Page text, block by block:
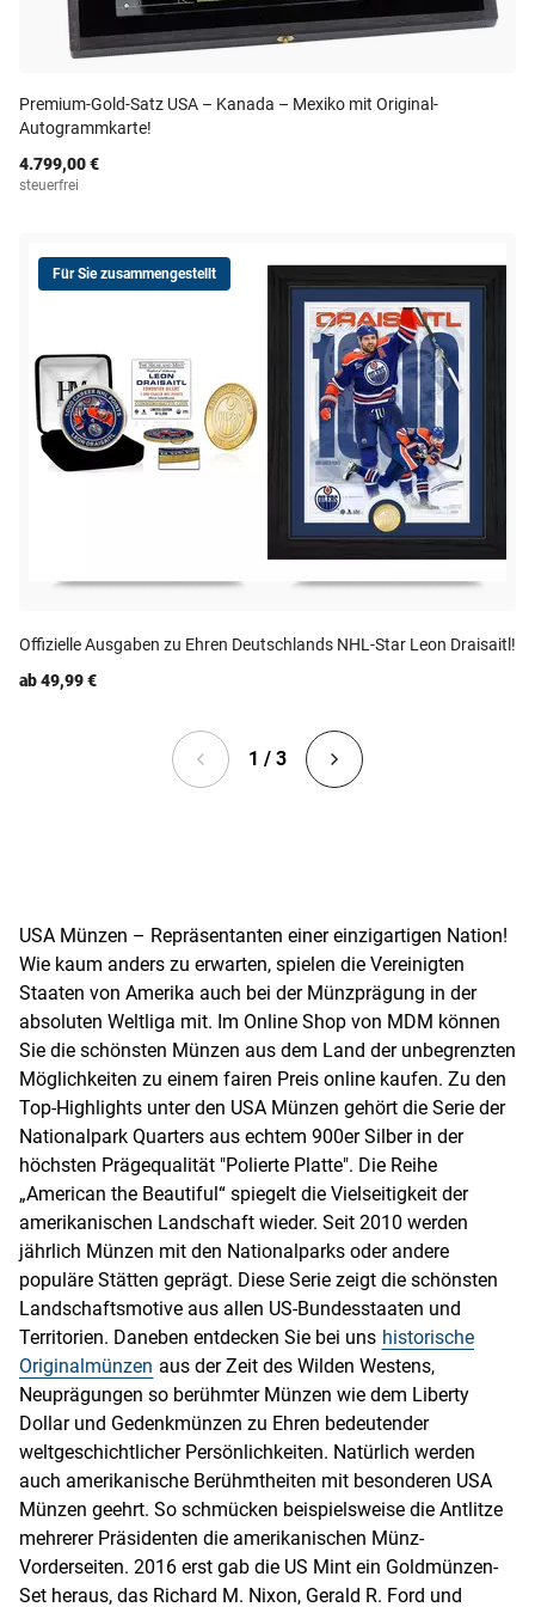
Premium-Gold-Satz USA – Kanada – Mexiko mit Original-
Autogrammkarte!
4.799,00 €
steuerfrei
Für Sie zusammengestellt
Offizielle Ausgaben zu Ehren Deutschlands NHL-Star Leon Draisaitl!
ab 49,99 €
1 / 3
USA Münzen – Repräsentanten einer einzigartigen Nation!
Wie kaum anders zu erwarten, spielen die Vereinigten
Staaten von Amerika auch bei der Münzprägung in der
absoluten Weltliga mit. Im Online Shop von MDM können
Sie die schönsten Münzen aus dem Land der unbegrenzten
Möglichkeiten zu einem fairen Preis online kaufen. Zu den
Top-Highlights unter den USA Münzen gehört die Serie der
Nationalpark Quarters aus echtem 900er Silber in der
höchsten Prägequalität "Polierte Platte". Die Reihe
„American the Beautiful“ spiegelt die Vielseitigkeit der
amerikanischen Landschaft wieder. Seit 2010 werden
jährlich Münzen mit den Nationalparks oder andere
populäre Stätten geprägt. Diese Serie zeigt die schönsten
Landschaftsmotive aus allen US-Bundesstaaten und
Territorien. Daneben entdecken Sie bei uns historische
Originalmünzen aus der Zeit des Wilden Westens,
Neuprägungen so berühmter Münzen wie dem Liberty
Dollar und Gedenkmünzen zu Ehren bedeutender
weltgeschichtlicher Persönlichkeiten. Natürlich werden
auch amerikanische Berühmtheiten mit besonderen USA
Münzen geehrt. So schmücken beispielsweise die Antlitze
mehrerer Präsidenten die amerikanischen Münz-
Vorderseiten. 2016 erst gab die US Mint ein Goldmünzen-
Set heraus, das Richard M. Nixon, Gerald R. Ford und